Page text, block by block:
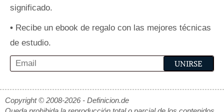
significado.
• Recibe un ebook de regalo con las mejores técnicas
de estudio.
Copyright © 2008-2026 - Definicion.de